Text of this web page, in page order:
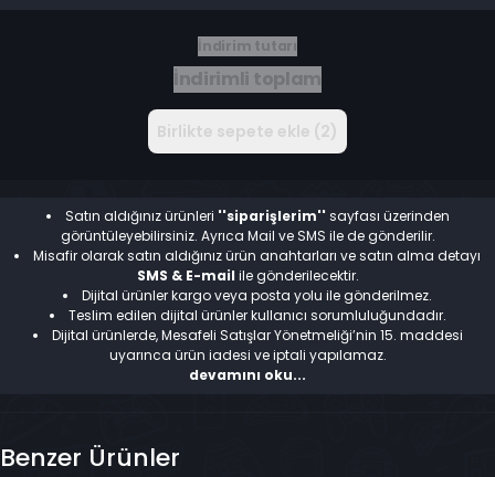
İndirim tutarı
İndirimli toplam
Birlikte sepete ekle (2)
Satın aldığınız ürünleri ''siparişlerim'' sayfası üzerinden
görüntüleyebilirsiniz. Ayrıca Mail ve SMS ile de gönderilir.
Misafir olarak satın aldığınız ürün anahtarları ve satın alma detayı
SMS & E-mail ile gönderilecektir.
Dijital ürünler kargo veya posta yolu ile gönderilmez.
Teslim edilen dijital ürünler kullanıcı sorumluluğundadır.
Dijital ürünlerde, Mesafeli Satışlar Yönetmeliği’nin 15. maddesi
uyarınca ürün iadesi ve iptali yapılamaz.
devamını oku...
Benzer Ürünler